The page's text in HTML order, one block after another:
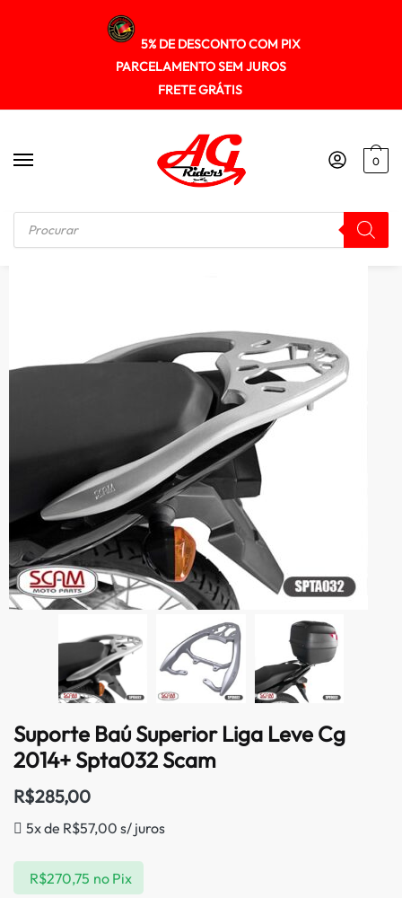
5% DE DESCONTO COM PIX
PARCELAMENTO SEM JUROS
FRETE GRÁTIS
0
Início / SUPORTE DE BAU Suporte Baú Superior Liga Leve Cg 2014+ Spta032 Scam
Suporte Baú Superior Liga Leve Cg
2014+ Spta032 Scam
R$285,00
5x de R$57,00 s/ juros
R$270,75 no Pix